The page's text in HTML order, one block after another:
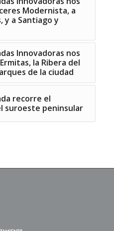
Modernista, a
y a Santiago y
Innovadoras nos
la Ribera del
de la ciudad
recorre el
suroeste peninsular